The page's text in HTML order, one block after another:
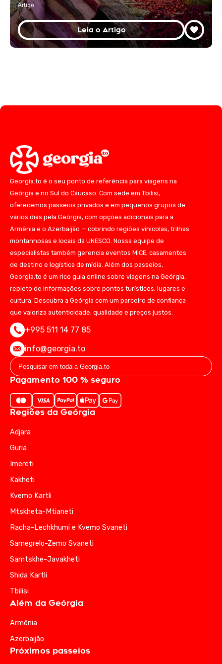
Artigo
Leia o Artigo
Georgia.to é o seu ponto de referência para viagens na
Geórgia e no Sul do Cáucaso. Com sede em Tbilisi,
oferecemos passeios privados e em pequenos grupos de
vários dias pela Geórgia, com opções adicionais para a
Armênia e o Azerbaijão — cobrindo regiões vinícolas, trilhas
montanhosas e locais da UNESCO. Nossa equipe de
especialistas também gerencia eventos MICE, casamentos
de destino e logística de mídia. Além dos passeios,
Georgia.to é um rico guia online sobre viagens na Geórgia,
repleto de informações sobre pontos turísticos, lugares e
cultura. Descubra a Geórgia com um parceiro de confiança
que valoriza autenticidade, qualidade e preços justos.
+995 511 14 77 85
info@georgia.to
Pagamento 100 % seguro
Regiões da Geórgia
Adjara
Guria
Imereti
Kakheti
Kvemo Kartli
Mtskheta-Mtianeti
Racha-Lechkhumi e Kvemo Svaneti
Samegrelo-Zemo Svaneti
Samtskhe-Javakheti
Shida Kartli
Tbilisi
Além da Geórgia
Armênia
Azerbaijão
Próximos passeios